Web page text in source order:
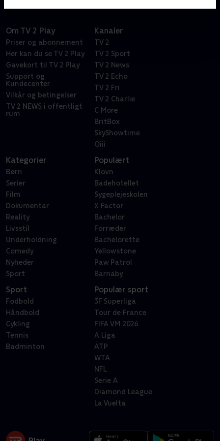
Om TV 2 Play
Priser og abonnement
Her kan du se TV 2 Play
Gavekort til TV 2 Play
Support og
Kundecenter
Vilkår og betingelser
TV 2 NEWS i offentligt
rum
Kanaler
TV 2
TV 2 Sport
TV 2 News
TV 2 Echo
TV 2 Fri
TV 2 Charlie
C More
BritBox
SkyShowtime
Oiii
Kategorier
Børn
Serier
Film
Dokumentar
Reality
Livsstil
Underholdning
Comedy
Nyheder
Sport
Populært
Klovn
Badehotellet
Sygeplejeskolen
X Factor
Bachelor
Forræder
Bachelorette
Yellowstone
Paw Patrol
Barnaby
Sport
Fodbold
Håndbold
Cykling
Tennis
Badminton
Populær sport
3F Superliga
Tour de France
FIFA VM 2026
A Liga
ATP
WTA
NFL
Serie A
Diamond League
La Vuelta